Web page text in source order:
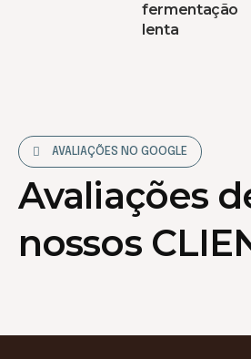
fermentação
lenta
AVALIAÇÕES NO GOOGLE
Avaliações
nossos